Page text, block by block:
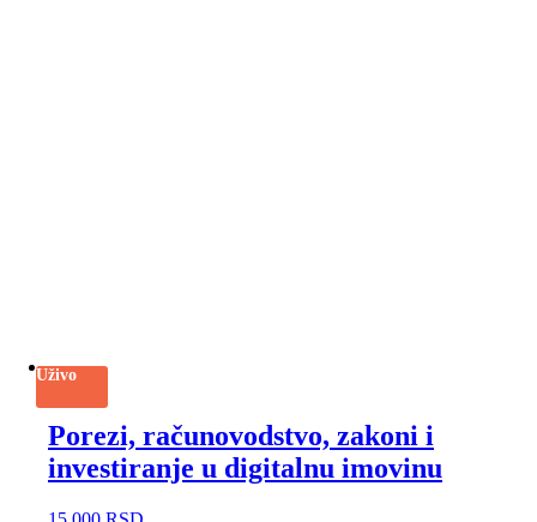
Uživo
Porezi, računovodstvo, zakoni i
investiranje u digitalnu imovinu